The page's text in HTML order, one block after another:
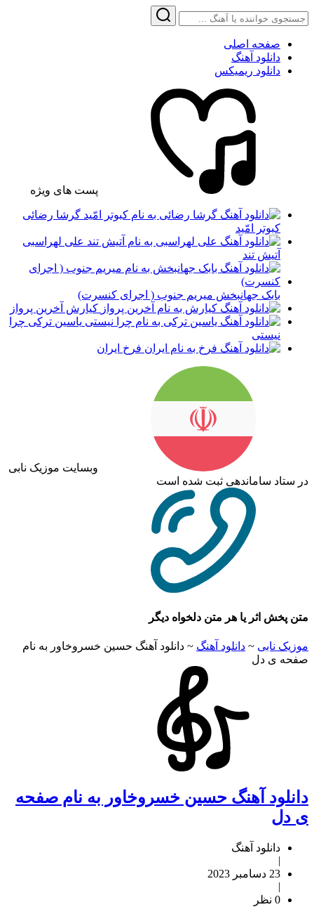
صفحه اصلی
دانلود آهنگ
دانلود ریمیکس
پست های ویژه
گرشا رضائی
کبوتر امّید
علی لهراسبی
آتیش تند
بابک جهانبخش میریم جنوب ( اجرای کنسرت)
کیارش آخرین پرواز
یاسین ترکی چرا
نیستی
فرخ ایران
وبسایت موزیک نابی
در ستاد ساماندهی ثبت شده است
متن پخش اثر یا هر متن دلخواه دیگر
موزیک نابی ~ دانلود آهنگ ~ دانلود آهنگ حسین خسروخاور به نام
صفحه ی دل
دانلود آهنگ حسین خسروخاور به نام صفحه
ی دل
دانلود آهنگ
|
23 دسامبر 2023
|
0 نظر